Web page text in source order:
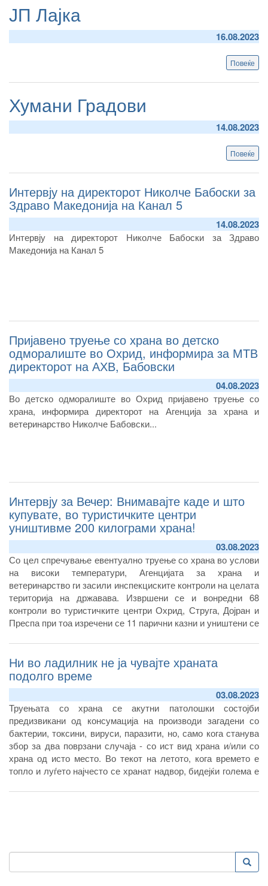
ЈП Лајка
16.08.2023
Повеќе
ЈП
Хумани Градови
14.08.2023
Повеќе
Интервју на директорот Николче Бабоски за
Здраво Македонија на Канал 5
14.08.2023
Интервју на директорот Николче Бабоски за Здраво
Македонија на Канал 5
Пријавено труење со храна во детско
одморалиште во Охрид, информира за МТВ
директорот на АХВ, Бабовски
04.08.2023
Во детско одморалиште во Охрид пријавено труење со
храна, информира директорот на Агенција за храна и
ветеринарство Николче Бабовски...
Интервју за Вечер: Внимавајте каде и што
купувате, во туристичките центри
уништивме 200 килограми храна!
03.08.2023
Со цел спречување евентуално труење со храна во услови
на високи температури, Агенцијата за храна и
ветеринарство ги засили инспекциските контроли на целата
територија на државава. Извршени се и вонредни 68
контроли во туристичките центри Охрид, Струга, Дојран и
Преспа при тоа изречени се 11 парични казни и уништени се
месо, риба, месни преработки и друг вид храна, вели во
интервјуто за весникот ВЕЧЕР, директорот на АХВ,
Николче Бабовски.
Ни во ладилник не ја чувајте храната
подолго време
03.08.2023
Труењата со храна се акутни патолошки состојби
предизвикани од консумација на производи загадени со
бактерии, токсини, вируси, паразити, но, само кога станува
збор за два поврзани случаја - со ист вид храна и/или со
храна од исто место. Во текот на летото, кога времето е
топло и луѓето најчесто се хранат надвор, бидејќи голема е
зголемува ризикот од болести кои се пренесуваат со
Search
Пребарување